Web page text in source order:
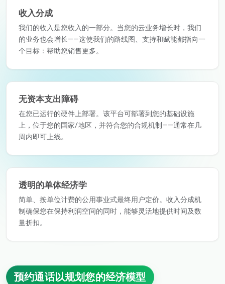
收入分成
我们的收入是您收入的一部分。当您的云业务增长时，我们
的业务也会增长——这使我们的路线图、支持和赋能都指向一
个目标：帮助您销售更多。
无资本支出障碍
在您已运行的硬件上部署。该平台可部署到您的基础设施
上，位于您的国家/地区，并符合您的合规机制——通常在几
周内即可上线。
透明的单体经济学
简单、按单位计费的公用事业式最终用户定价。收入分成机
制确保您在保持利润空间的同时，能够灵活地提供时间及数
量折扣。
预约通话以规划您的经济模型